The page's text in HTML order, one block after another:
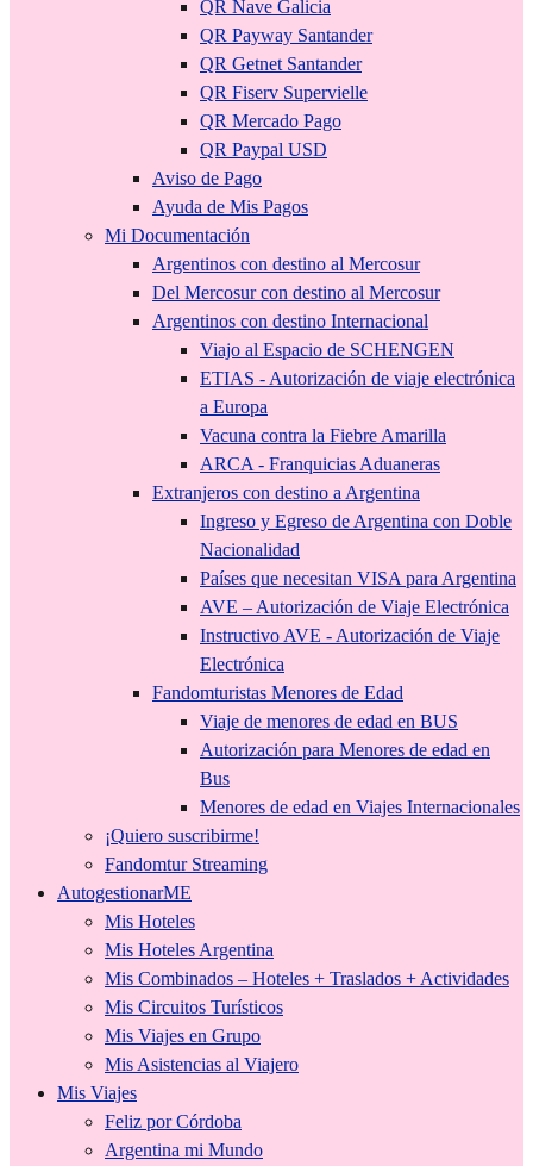
QR Nave Galicia
QR Payway Santander
QR Getnet Santander
QR Fiserv Supervielle
QR Mercado Pago
QR Paypal USD
Aviso de Pago
Ayuda de Mis Pagos
Mi Documentación
Argentinos con destino al Mercosur
Del Mercosur con destino al Mercosur
Argentinos con destino Internacional
Viajo al Espacio de SCHENGEN
ETIAS - Autorización de viaje electrónica
a Europa
Vacuna contra la Fiebre Amarilla
ARCA - Franquicias Aduaneras
Extranjeros con destino a Argentina
Ingreso y Egreso de Argentina con Doble
Nacionalidad
Países que necesitan VISA para Argentina
AVE – Autorización de Viaje Electrónica
Instructivo AVE - Autorización de Viaje
Electrónica
Fandomturistas Menores de Edad
Viaje de menores de edad en BUS
Autorización para Menores de edad en
Bus
Menores de edad en Viajes Internacionales
¡Quiero suscribirme!
Fandomtur Streaming
AutogestionarME
Mis Hoteles
Mis Hoteles Argentina
Mis Combinados – Hoteles + Traslados + Actividades
Mis Circuitos Turísticos
Mis Viajes en Grupo
Mis Asistencias al Viajero
Mis Viajes
Feliz por Córdoba
Argentina mi Mundo